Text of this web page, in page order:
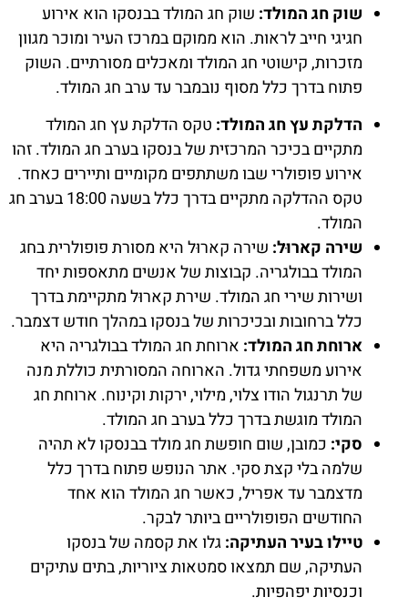
שוק חג המולד: שוק חג המולד בבנסקו הוא אירוע
חגיגי חייב לראות. הוא ממוקם במרכז העיר ומוכר מגוון
מזכרות, קישוטי חג המולד ומאכלים מסורתיים. השוק
פתוח בדרך כלל מסוף נובמבר עד ערב חג המולד.
הדלקת עץ חג המולד: טקס הדלקת עץ חג המולד
מתקיים בכיכר המרכזית של בנסקו בערב חג המולד. זהו
אירוע פופולרי שבו משתתפים מקומיים ותיירים כאחד.
טקס ההדלקה מתקיים בדרך כלל בשעה 18:00 בערב חג
המולד.
שירה קארוּל: שירה קארוּל היא מסורת פופולרית בחג
המולד בבולגריה. קבוצות של אנשים מתאספות יחד
ושירות שירי חג המולד. שירת קארוּל מתקיימת בדרך
כלל ברחובות ובכיכרות של בנסקו במהלך חודש דצמבר.
ארוחת חג המולד: ארוחת חג המולד בבולגריה היא
אירוע משפחתי גדול. הארוחה המסורתית כוללת מנה
של תרנגול הודו צלוי, מילוי, ירקות וקינוח. ארוחת חג
המולד מוגשת בדרך כלל בערב חג המולד.
סקי: כמובן, שום חופשת חג מולד בבנסקו לא תהיה
שלמה בלי קצת סקי. אתר הנופש פתוח בדרך כלל
מדצמבר עד אפריל, כאשר חג המולד הוא אחד
החודשים הפופולריים ביותר לבקר.
טיילו בעיר העתיקה:גלו את קסמה של בנסקו
העתיקה, שם תמצאו סמטאות ציוריות, בתים עתיקים
וכנסיות יפהפיות.